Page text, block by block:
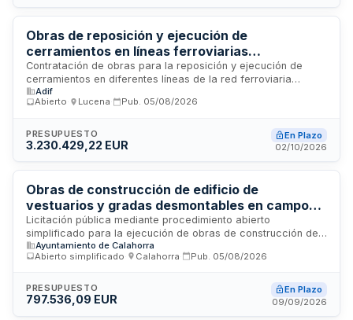
bajo sistema de precio a tanto alzado conforme al
presupuesto detallado y mediciones establecidas en la
documentación técnica del proyecto.
Obras de reposición y ejecución de
cerramientos en líneas ferroviarias
convencionales de la red de Adif Subdirección
Sur
Contratación de obras para la reposición y ejecución de
cerramientos en diferentes líneas de la red ferroviaria
convencional gestionada por Adif en el ámbito de la
Subdirección Sur, específicamente en las líneas 400, 406,
puntos kilométricos de estas líneas, requiriendo coordinación
en la ejecución de diferentes prestaciones y colaboración
para mejorar la seguridad de la infraestructura ferroviaria.
Adif
Abierto
Lucena Pub. 05/08/2026
PRESUPUESTO
3.230.429,22 EUR
En Plazo
02/10/2026
Obras de construcción de edificio de
vestuarios y gradas desmontables en campo
de fútbol - Ayuntamiento de Calahorra
Licitación pública mediante procedimiento abierto
simplificado para la ejecución de obras de construcción de
un edificio destinado a vestuarios y gradas desmontables en
el campo de fútbol ubicado en las pistas municipales de
un Director facultativo responsable de la comprobación,
coordinación, vigilancia e inspección de la obra, mientras
Ayuntamiento de Calahorra
Abierto simplificado
Calahorra Pub. 05/08/2026
PRESUPUESTO
797.536,09 EUR
En Plazo
09/09/2026